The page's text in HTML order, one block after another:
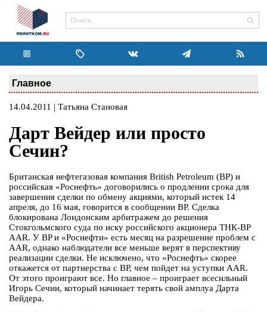
Главное
14.04.2011 | Татьяна Становая
Дарт Вейдер или просто
Сечин?
Британская нефтегазовая компания British Petroleum (BP) и
российская «Роснефть» договорились о продлении срока для
завершения сделки по обмену акциями, который истек 14
апреля, до 16 мая, говорится в сообщении BP. Сделка
блокирована Лондонским арбитражем до решения
Стокгольмского суда по иску российского акционера ТНК-BP
AAR. У BP и «Роснефти» есть месяц на разрешение проблем с
AAR, однако наблюдатели все меньше верят в перспективу
реализации сделки. Не исключено, что «Роснефть» скорее
откажется от партнерства с BP, чем пойдет на уступки AAR.
От этого проиграют все. Но главное – проиграет всесильный
Игорь Сечин, который начинает терять свой амплуа Дарта
Вейдера.